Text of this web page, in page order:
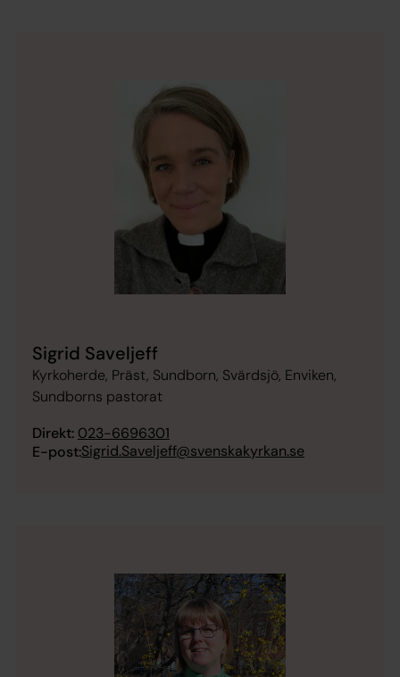
Sigrid Saveljeff
Kyrkoherde, Präst, Sundborn, Svärdsjö, Enviken,
Sundborns pastorat
Direkt: 023-6696301
E-post:Sigrid.Saveljeff@svenskakyrkan.se